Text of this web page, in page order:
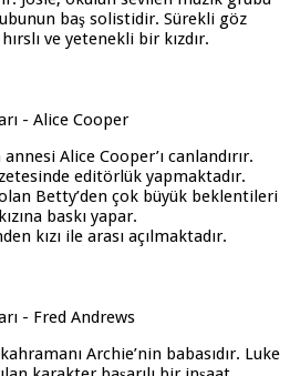
baş solistidir. Sürekli göz
ve yetenekli bir kızdır.
Alice Cooper’ı canlandırır.
editörlük yapmaktadır.
Betty’den çok büyük beklentileri
baskı yapar.
kızı ile arası açılmaktadır.
Archie’nin babasıdır. Luke